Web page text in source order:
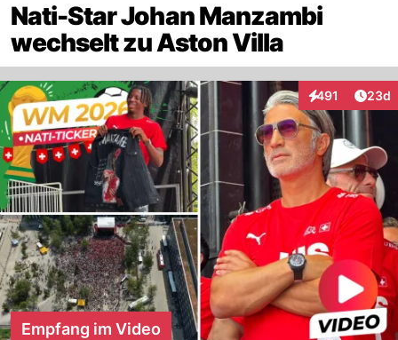
Nati-Star Johan Manzambi
wechselt zu Aston Villa
491
Interaktionen
23d
Empfang im Video